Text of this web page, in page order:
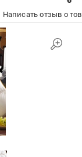
Написать отзыв о